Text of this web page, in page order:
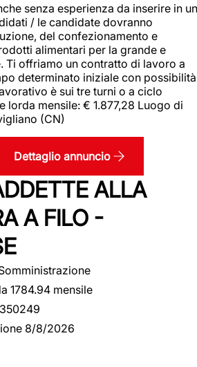
senza esperienza da inserire in un
/ le candidate dovranno
del confezionamento e
alimentari per la grande e
Ti offriamo un contratto di lavoro a
determinato iniziale con possibilità
è sui tre turni o a ciclo
lorda mensile: € 1.877,28 Luogo di
(CN)
Dettaglio annuncio
ALLA
A FILO -
1784.94 mensile
350249
8/8/2026